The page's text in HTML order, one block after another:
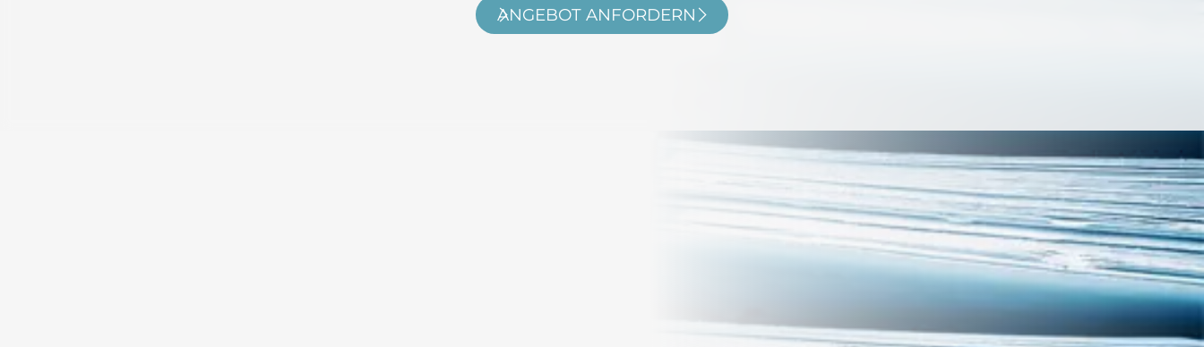
ANGEBOT ANFORDERN